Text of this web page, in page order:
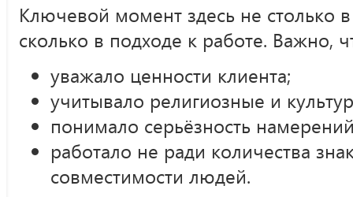
Ключевой момент здесь не столько в
сколько в подходе к работе. Важно,
уважало ценности клиента;
учитывало религиозные и
понимало серьёзность
работало не ради количества
совместимости людей.